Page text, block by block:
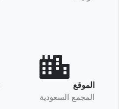
الموقع
المجمع السعودية